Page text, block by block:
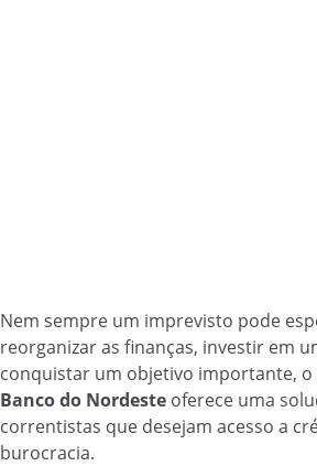
Nem sempre um imprevisto pode
reorganizar as finanças, investir em
conquistar um objetivo importante, o
Banco do Nordeste oferece uma
correntistas que desejam acesso a
burocracia.